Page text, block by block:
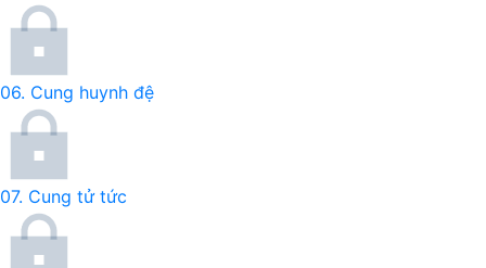
06. Cung huynh đệ
07. Cung tử tức